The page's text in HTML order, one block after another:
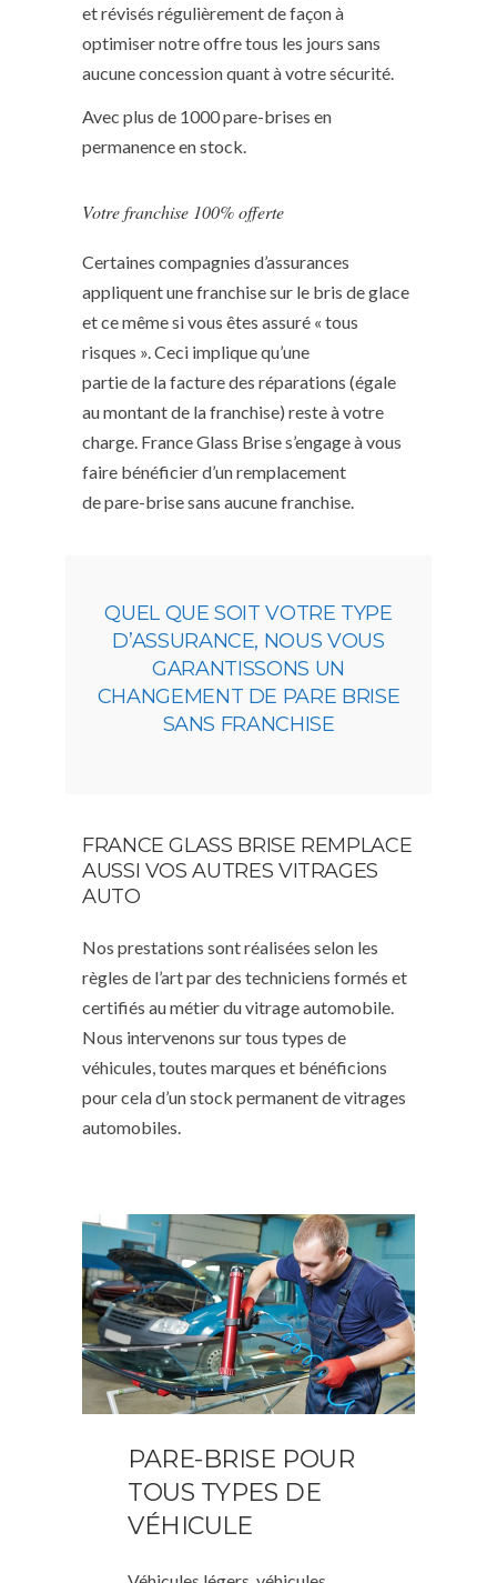
et révisés régulièrement de façon à
optimiser notre offre tous les jours sans
aucune concession quant à votre sécurité.
Avec plus de 1000 pare-brises en
permanence en stock.
Votre franchise 100% offerte
Certaines compagnies d’assurances
appliquent une franchise sur le bris de glace
et ce même si vous êtes assuré « tous
risques ». Ceci implique qu’une
partie de la facture des réparations (égale
au montant de la franchise) reste à votre
charge. France Glass Brise s’engage à vous
faire bénéficier d’un remplacement
de pare-brise sans aucune franchise.
QUEL QUE SOIT VOTRE TYPE
D’ASSURANCE, NOUS VOUS
GARANTISSONS UN
CHANGEMENT DE PARE BRISE
SANS FRANCHISE
FRANCE GLASS BRISE REMPLACE
AUSSI VOS AUTRES VITRAGES
AUTO
Nos prestations sont réalisées selon les
règles de l’art par des techniciens formés et
certifiés au métier du vitrage automobile.
Nous intervenons sur tous types de
véhicules, toutes marques et bénéficions
pour cela d’un stock permanent de vitrages
automobiles.
PARE-BRISE POUR
TOUS TYPES DE
VÉHICULE